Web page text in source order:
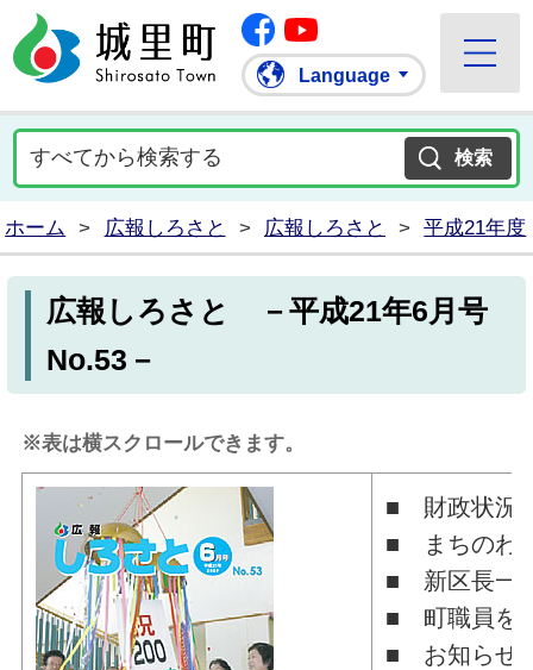
城里町ホームページ
Facebook
Language
ホーム > 広報しろさと > 広報しろさと > 平成21年度
広報しろさと －平成21年6月号
No.53－
※表は横スクロールできます。
■ 財政状況
■ まちのわ
■ 新区長一
■ 町職員を
■ お知らせ